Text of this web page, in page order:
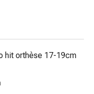
hit orthèse 17-19cm